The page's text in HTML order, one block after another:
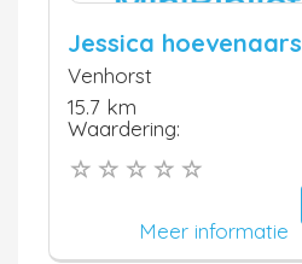
Jessica hoevenaars
Venhorst
15.7 km
Waardering:
Meer informatie